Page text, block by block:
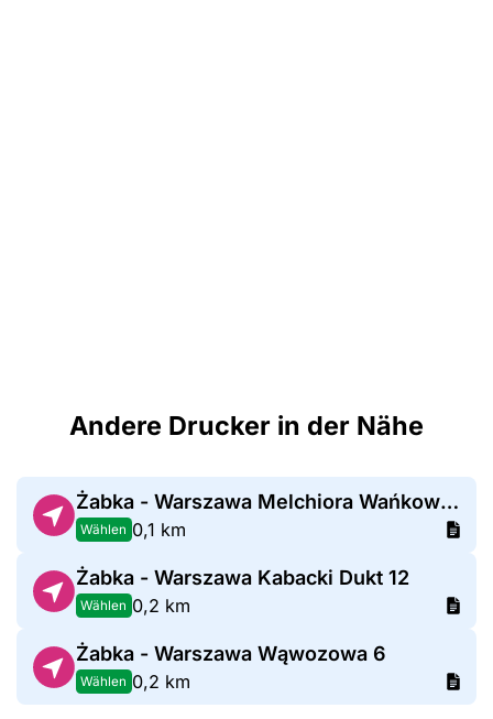
Andere Drucker in der Nähe
Żabka - Warszawa Melchiora Wańkowicza 1
Wählen 0,1 km
Żabka - Warszawa Kabacki Dukt 12
Wählen 0,2 km
Żabka - Warszawa Wąwozowa 6
Wählen 0,2 km